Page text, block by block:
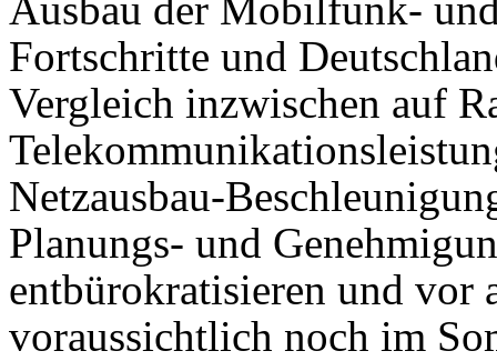
Fortschritte und
Vergleich inzwischen auf
Netzausbau-
Planungs- und
entbürokratisieren und vor
voraussichtlich noch im